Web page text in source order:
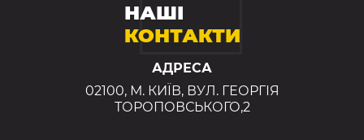
НАШІ
КОНТАКТИ
АДРЕСА
02100, М. КИЇВ, ВУЛ. ГЕОРГІЯ
ТОРОПОВСЬКОГО,2